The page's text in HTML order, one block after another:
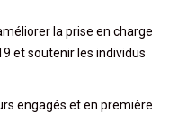
la prise en charge
et soutenir les individus
engagés et en première